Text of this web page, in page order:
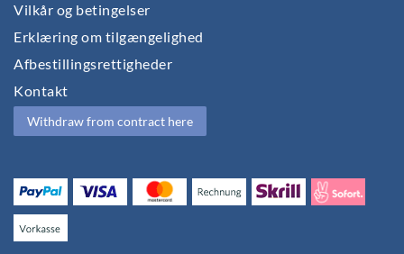
Vilkår og betingelser
Erklæring om tilgængelighed
Afbestillingsrettigheder
Kontakt
Withdraw from contract here